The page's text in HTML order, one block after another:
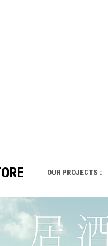
OUR PROJECTS :